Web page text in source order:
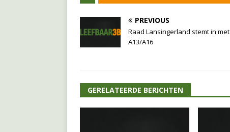
PREVIOUS
Raad Lansingerland stemt in met
A13/A16
GERELATEERDE BERICHTEN